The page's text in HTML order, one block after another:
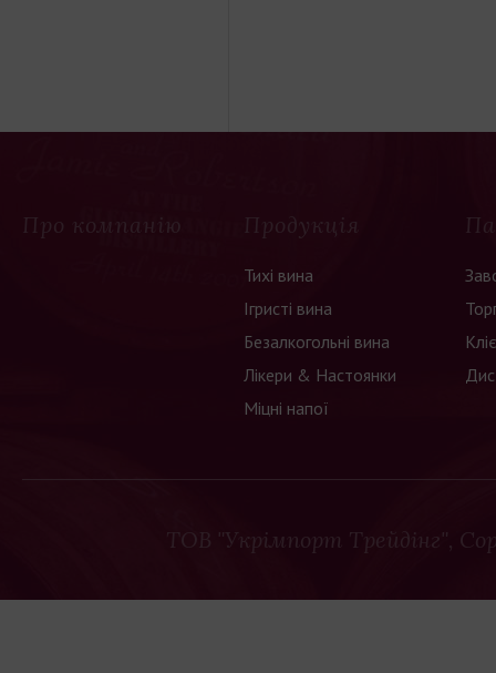
Про компанію Продукція
Тихі вина
Ігристі вина
Безалкогольні вина
Лікери & Настоянки
Міцні напої
ТОВ "Укрімпорт Трейдінг",